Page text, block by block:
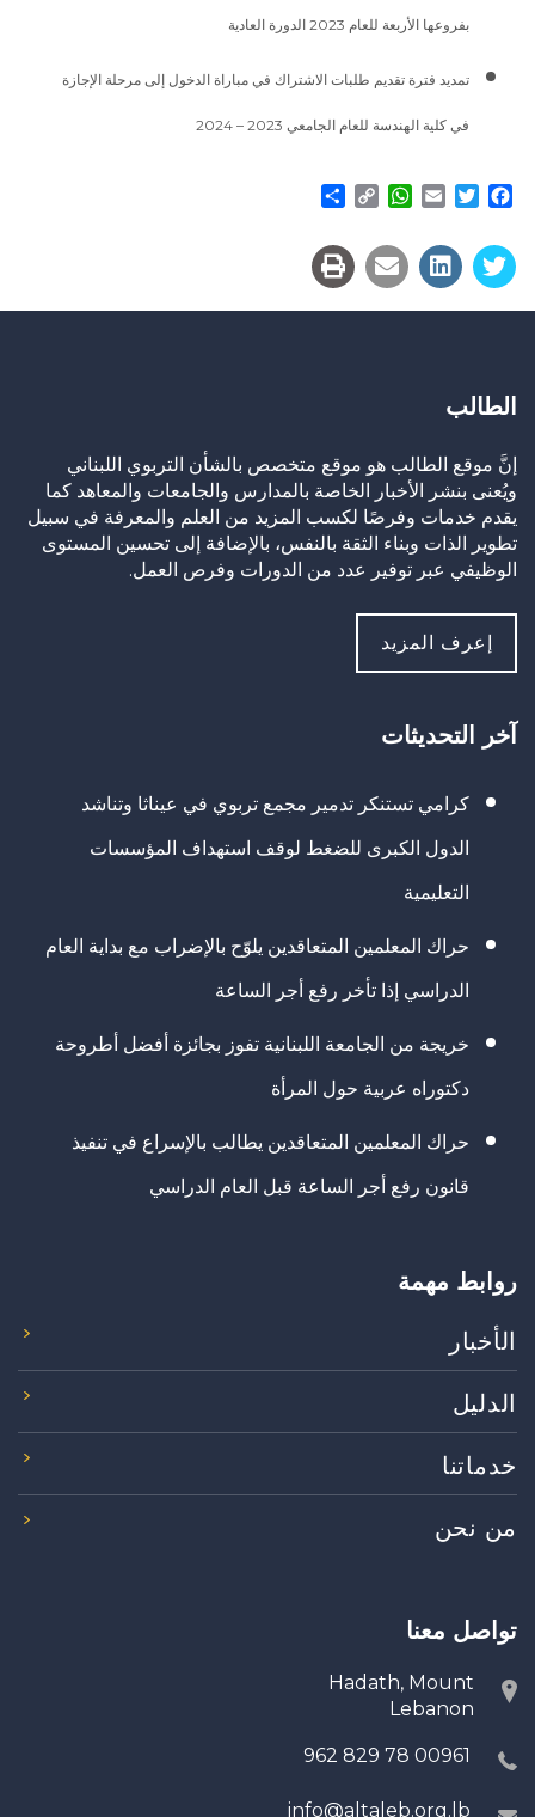
بفروعها الأربعة للعام 2023 الدورة العادية
تمديد فترة تقديم طلبات الاشتراك في مباراة الدخول إلى مرحلة الإجازة
في كلية الهندسة للعام الجامعي 2023 – 2024
Facebook
Twitter
Email
WhatsApp
Copy
الطالب
إنَّ موقع الطالب هو موقع متخصص بالشأن التربوي اللبناني
ويُعنى بنشر الأخبار الخاصة بالمدارس والجامعات والمعاهد كما
يقدم خدمات وفرصًا لكسب المزيد من العلم والمعرفة في سبيل
تطوير الذات وبناء الثقة بالنفس، بالإضافة إلى تحسين المستوى
الوظيفي عبر توفير عدد من الدورات وفرص العمل.
إعرف المزيد
آخر التحديثات
كرامي تستنكر تدمير مجمع تربوي في عيناثا وتناشد
الدول الكبرى للضغط لوقف استهداف المؤسسات
التعليمية
حراك المعلمين المتعاقدين يلوّح بالإضراب مع بداية العام
الدراسي إذا تأخر رفع أجر الساعة
خريجة من الجامعة اللبنانية تفوز بجائزة أفضل أطروحة
دكتوراه عربية حول المرأة
حراك المعلمين المتعاقدين يطالب بالإسراع في تنفيذ
قانون رفع أجر الساعة قبل العام الدراسي
روابط مهمة
الأخبار
الدليل
خدماتنا
من نحن
تواصل معنا
Hadath, Mount
Lebanon
00961 78 829 962
info@altaleb.org.lb